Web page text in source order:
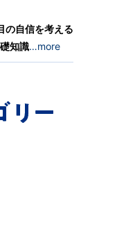
の自信を考える
知識…more